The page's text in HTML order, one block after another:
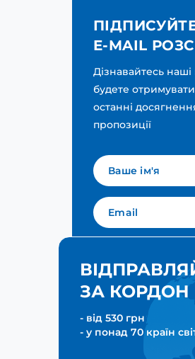
E-MAIL
Дізнавайтесь
будете
останні
пропозиції
Мова для вашої
ЗА КОРДОН
- від 530 грн
- у понад 70 країн